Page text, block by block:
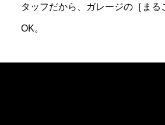
タッフだから、ガレージの［まる
OK。